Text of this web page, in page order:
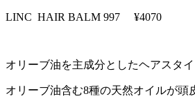
LINC HAIR BALM 997 ¥4070
オリーブ油を主成分としたヘアスタイ
オリーブ油含む8種の天然オイルが頭